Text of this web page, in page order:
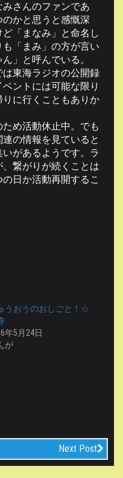
さんのファンであ
のかと思うと感慨深
「まなみ」と命名し
「まみ」の方が言い
」と呼んでいる。
東海ラジオの公開録
ントには可能な限り
に行くこともありか
め活動休止中。でも
の情報を見ていると
があるようです。ラ
繋がりが続くことは
日か活動再開するこ
うおうのおしごと！☆
年5月24日
が
Next Post